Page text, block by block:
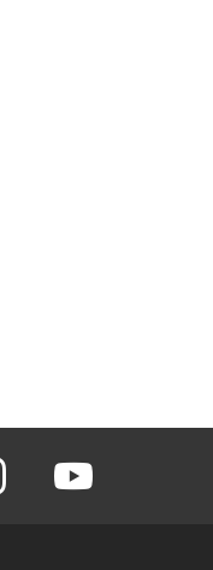
youtube